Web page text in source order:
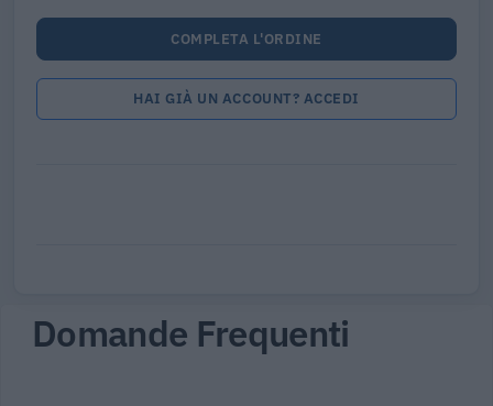
COMPLETA L'ORDINE
HAI GIÀ UN ACCOUNT? ACCEDI
Domande Frequenti